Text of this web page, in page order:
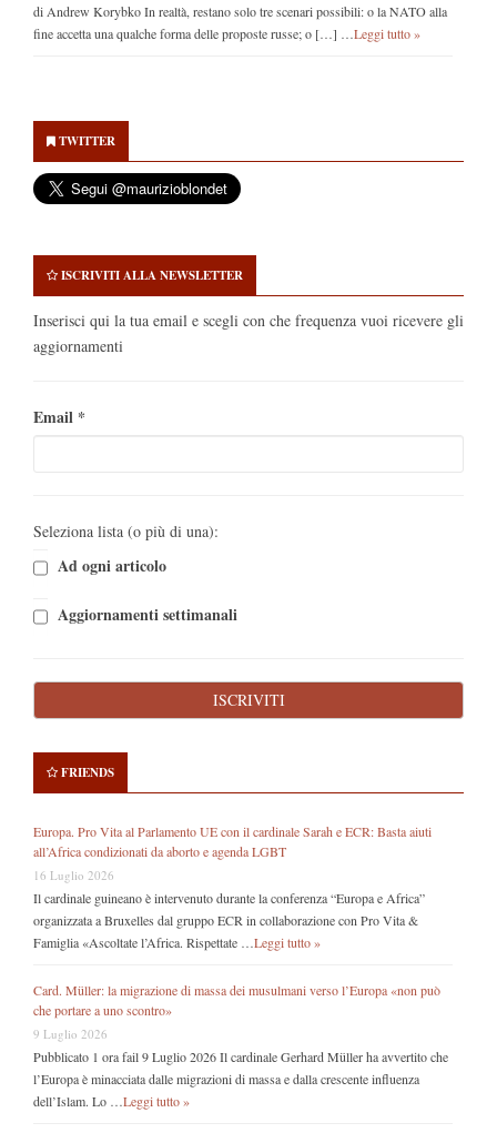
di Andrew Korybko In realtà, restano solo tre scenari possibili: o la NATO alla
fine accetta una qualche forma delle proposte russe; o […] … Leggi tutto »
Sidebar
TWITTER
ISCRIVITI ALLA NEWSLETTER
Inserisci qui la tua email e scegli con che frequenza vuoi ricevere gli
aggiornamenti
Email *
Seleziona lista (o più di una):
Ad ogni articolo
Aggiornamenti settimanali
FRIENDS
Europa. Pro Vita al Parlamento UE con il cardinale Sarah e ECR: Basta aiuti
all’Africa condizionati da aborto e agenda LGBT
16 Luglio 2026
Il cardinale guineano è intervenuto durante la conferenza “Europa e Africa”
organizzata a Bruxelles dal gruppo ECR in collaborazione con Pro Vita &
Famiglia «Ascoltate l’Africa. Rispettate … Leggi tutto »
Card. Müller: la migrazione di massa dei musulmani verso l’Europa «non può
che portare a uno scontro»
9 Luglio 2026
Pubblicato 1 ora fail 9 Luglio 2026 Il cardinale Gerhard Müller ha avvertito che
l’Europa è minacciata dalle migrazioni di massa e dalla crescente influenza
dell’Islam. Lo … Leggi tutto »